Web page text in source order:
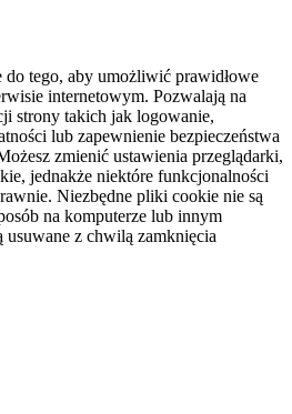
do tego, aby umożliwić prawidłowe
internetowym. Pozwalają na
strony takich jak logowanie,
lub zapewnienie bezpieczeństwa
zmienić ustawienia przeglądarki,
jednakże niektóre funkcjonalności
Niezbędne pliki cookie nie są
na komputerze lub innym
z chwilą zamknięcia